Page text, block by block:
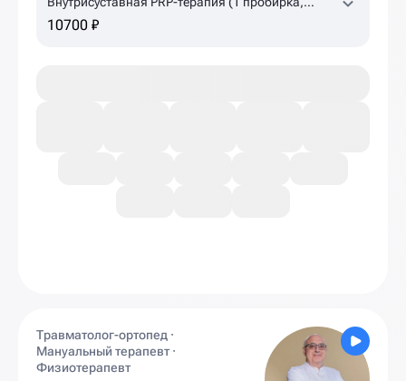
коленный, плечевой суставы)
10700 ₽
Травматолог-ортопед ·
Мануальный терапевт ·
Физиотерапевт